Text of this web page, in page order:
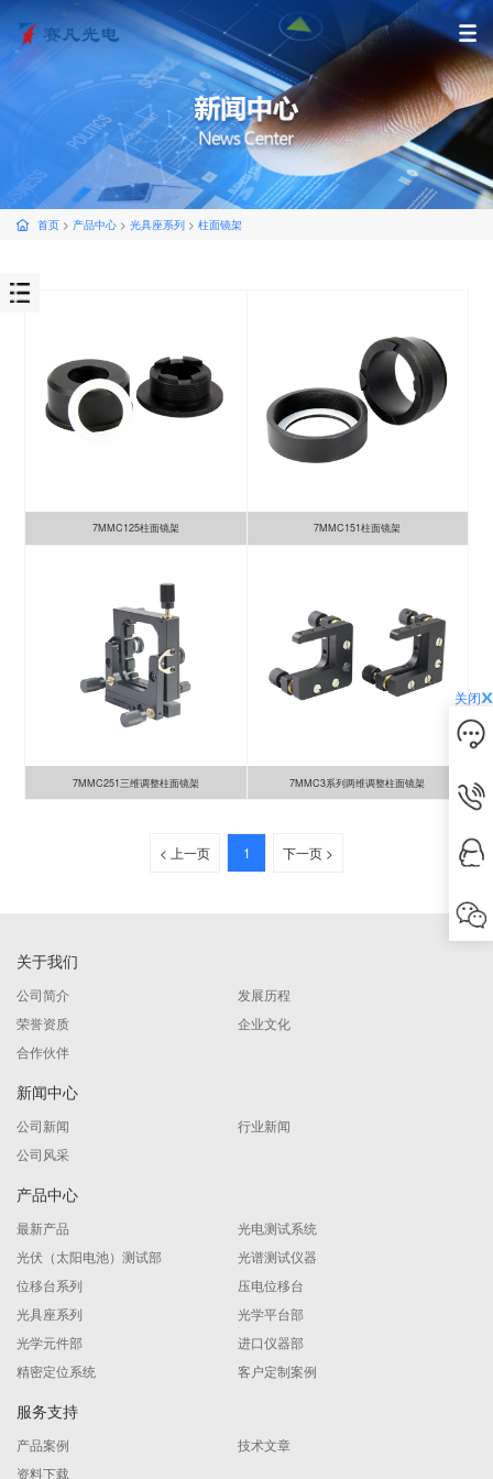
首页 > 产品中心 > 光具座系列 > 柱面镜架
7MMC125柱面镜架 7MMC151柱面镜架
7MMC251三维调整柱面镜架 7MMC3系列两维调整柱面镜架
< 上一页 1 下一页 >
关于我们
公司简介
发展历程
荣誉资质
企业文化
合作伙伴
新闻中心
公司新闻
行业新闻
公司风采
产品中心
最新产品
光电测试系统
光伏（太阳电池）测试部
光谱测试仪器
位移台系列
压电位移台
光具座系列
光学平台部
光学元件部
进口仪器部
精密定位系统
客户定制案例
服务支持
产品案例
技术文章
资料下载
关闭